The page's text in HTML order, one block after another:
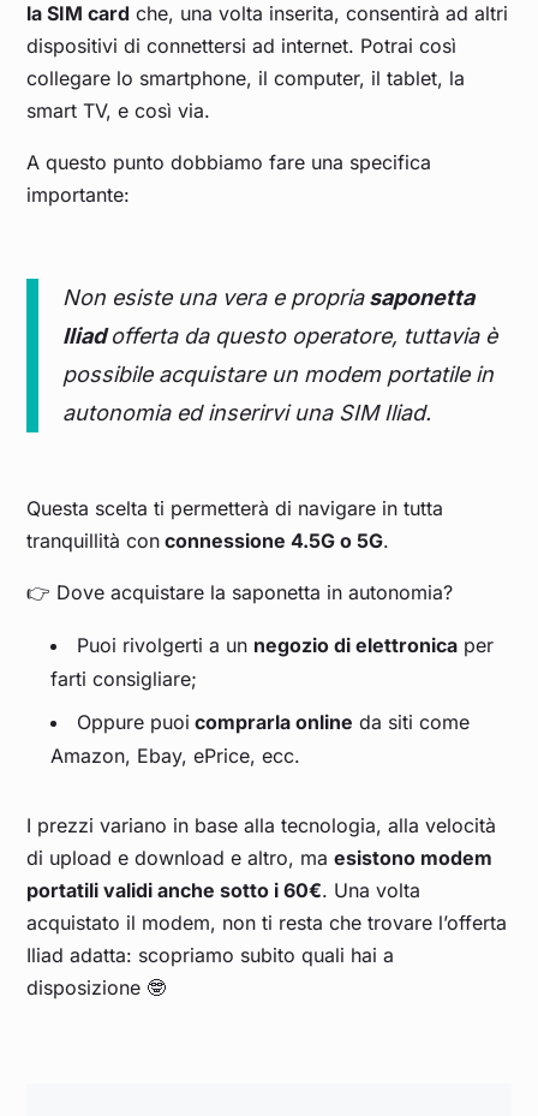
la SIM card che, una volta inserita, consentirà ad altri
dispositivi di connettersi ad internet. Potrai così
collegare lo smartphone, il computer, il tablet, la
smart TV, e così via.
A questo punto dobbiamo fare una specifica
importante:
Non esiste una vera e propriasaponetta
Iliadofferta da questo operatore, tuttavia è
possibile acquistare un modem portatile in
autonomia ed inserirvi una SIM Iliad.
Questa scelta ti permetterà di navigare in tutta
tranquillità con connessione 4.5G o 5G.
👉 Dove acquistare la saponetta in autonomia?
Puoi rivolgerti a un negozio di elettronica per
farti consigliare;
Oppure puoi comprarla online da siti come
Amazon, Ebay, ePrice, ecc.
I prezzi variano in base alla tecnologia, alla velocità
di upload e download e altro, maesistono modem
portatili validi anche sotto i 60€. Una volta
acquistato il modem, non ti resta che trovare l’offerta
Iliad adatta: scopriamo subito quali hai a
disposizione 🤓